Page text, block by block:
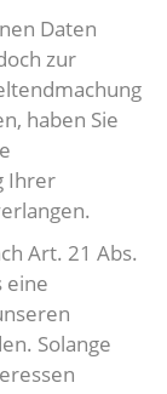
Daten
zur
haben Sie
Ihrer
Art. 21 Abs.
eine
Solange